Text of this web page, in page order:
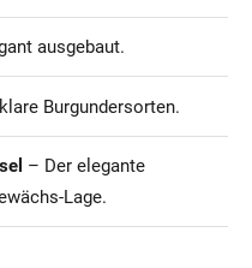
ausgebaut.
Burgundersorten.
– Der elegante
Lage.